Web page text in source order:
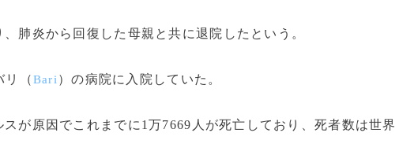
肺炎から回復した母親と共に退院したという。
リ（Bari ）の病院に入院していた。
が原因でこれまでに1万7669人が死亡しており、死者数は世界